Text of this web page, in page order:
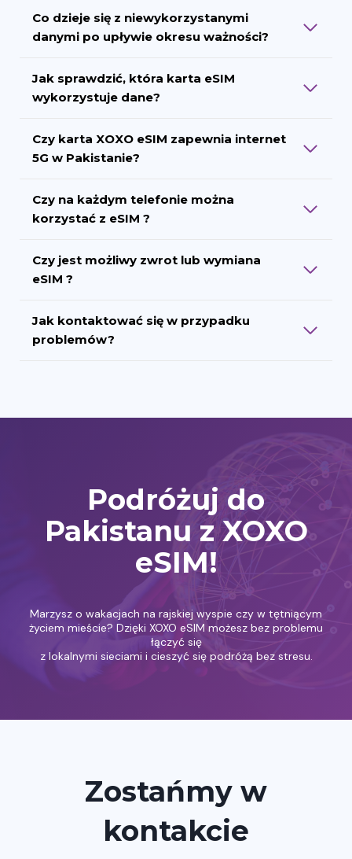
Co dzieje się z niewykorzystanymi
danymi po upływie okresu ważności?
Jak sprawdzić, która karta eSIM
wykorzystuje dane?
Czy karta XOXO eSIM zapewnia internet
5G w Pakistanie?
Czy na każdym telefonie można
korzystać z eSIM ?
Czy jest możliwy zwrot lub wymiana
eSIM ?
Jak kontaktować się w przypadku
problemów?
Podróżuj do
Pakistanu z XOXO
eSIM!
Marzysz o wakacjach na rajskiej wyspie czy w tętniącym
życiem mieście? Dzięki XOXO eSIM możesz bez problemu
łączyć się
z lokalnymi sieciami i cieszyć się podróżą bez stresu.
Zostańmy w
kontakcie